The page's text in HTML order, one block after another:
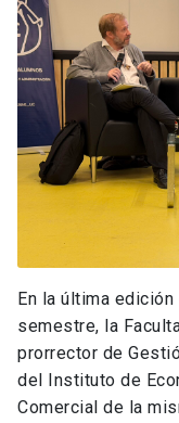
En la última
semestre, la
prorrector de
del Instituto de
Comercial de la